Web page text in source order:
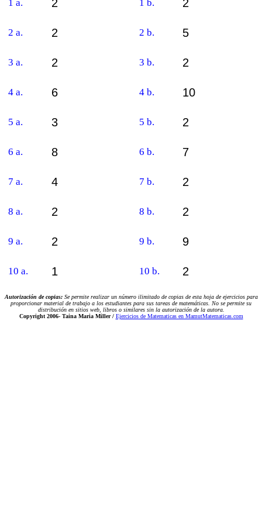
1 a. 2 1 b. 2
2 a. 2 2 b. 5
3 a. 2 3 b. 2
4 a. 6 4 b. 10
5 a. 3 5 b. 2
6 a. 8 6 b. 7
7 a. 4 7 b. 2
8 a. 2 8 b. 2
9 a. 2 9 b. 9
10 a. 1 10 b. 2
Autorización de copias: Se permite realizar un número ilimitado de copias de esta hoja de ejercicios para
proporcionar material de trabajo a los estudiantes para sus tareas de matemáticas. No se permite su
distribución en sitios web, libros o similares sin la autorización de la autora.
Copyright 2006-Taina Maria Miller / Ejercicios de Matematicas en MamutMatematicas.com